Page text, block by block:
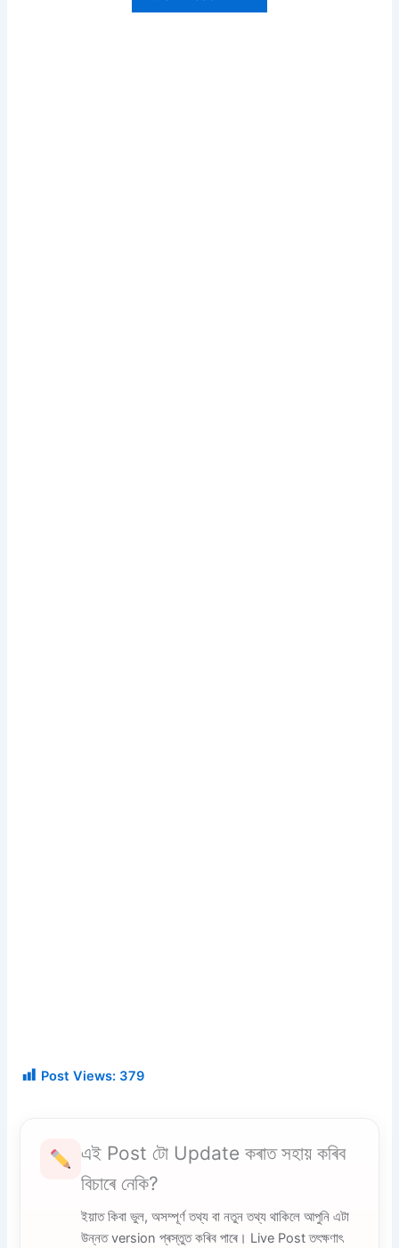
Post Views: 379
এই Post টো Update কৰাত সহায় কৰিব
বিচাৰে নেকি?
ইয়াত কিবা ভুল, অসম্পূৰ্ণ তথ্য বা নতুন তথ্য থাকিলে আপুনি এটা
উন্নত version প্ৰস্তুত কৰিব পাৰে। Live Post তৎক্ষণাৎ